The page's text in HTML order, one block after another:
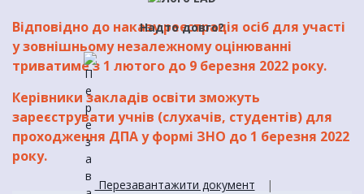
Відповідно до наказу реєстрація осіб для участі
у зовнішньому незалежному оцінюванні
триватиме з 1 лютого до 9 березня 2022 року.
Керівники закладів освіти зможуть
зареєструвати учнів (слухачів, студентів) для
проходження ДПА у формі ЗНО до 1 березня 2022
року.
Надто довго?
Перезавантажити документ |